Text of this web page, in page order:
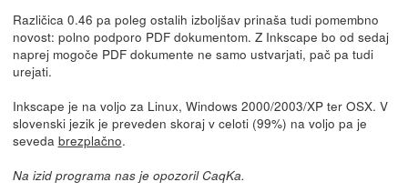
Različica 0.46 pa poleg ostalih izboljšav prinaša tudi pomembno
novost: polno podporo PDF dokumentom. Z Inkscape bo od sedaj
naprej mogoče PDF dokumente ne samo ustvarjati, pač pa tudi
urejati.
Inkscape je na voljo za Linux, Windows 2000/2003/XP ter OSX. V
slovenski jezik je preveden skoraj v celoti (99%) na voljo pa je
seveda brezplačno.
Na izid programa nas je opozoril CaqKa.